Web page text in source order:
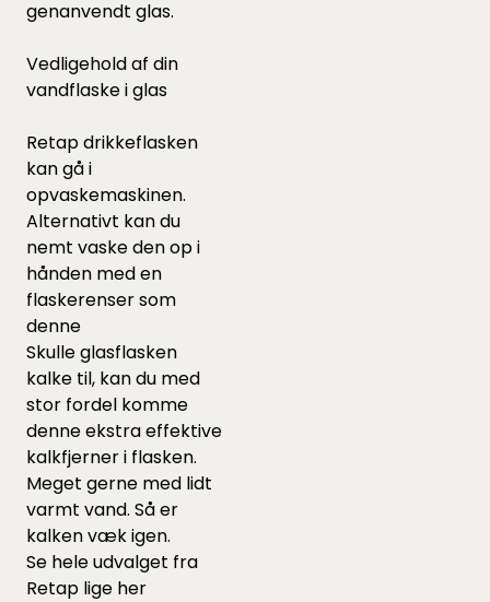
genanvendt glas.
Vedligehold af din
vandflaske i glas
Retap drikkeflasken
kan gå i
opvaskemaskinen.
Alternativt kan du
nemt vaske den op i
hånden med en
flaskerenser som
denne
Skulle glasflasken
kalke til, kan du med
stor fordel komme
denneekstra effektive
kalkfjerner i flasken.
Meget gerne med lidt
varmt vand. Så er
kalken væk igen.
Se hele udvalget fra
Retap lige her